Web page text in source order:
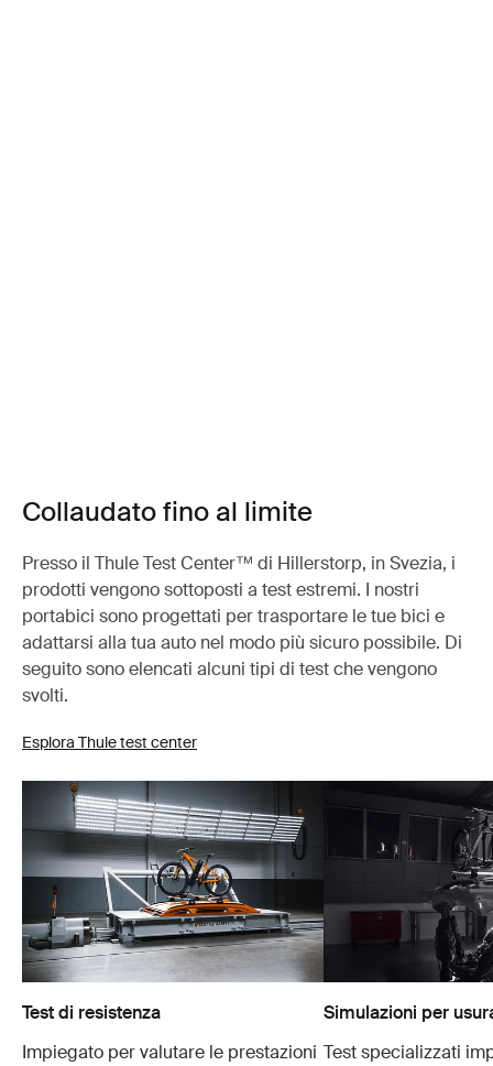
Collaudato fino al limite
Presso il Thule Test Center™ di Hillerstorp, in Svezia, i
prodotti vengono sottoposti a test estremi. I nostri
portabici sono progettati per trasportare le tue bici e
adattarsi alla tua auto nel modo più sicuro possibile. Di
seguito sono elencati alcuni tipi di test che vengono
svolti.
Esplora Thule test center
Test di resistenza
Impiegato per valutare le prestazioni
Simulazioni per
Test specializzati